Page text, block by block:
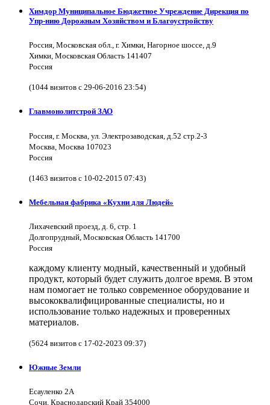
Химдор Муниципальное Бюджетное Учреждение Дирекция по
Упр-нию Дорожным Хозяйством и Благоустройству
Россия, Московская обл., г. Химки, Нагорное шоссе, д.9
Химки, Московская Область 141407
Россия
(1044 визитов с 29-06-2016 23:54)
Главмонолитстрой ЗАО
Россия, г. Москва, ул. Электрозаводская, д.52 стр.2-3
Москва, Москва 107023
Россия
(1463 визитов с 10-02-2015 07:43)
Мебельная фабрика «Кухни для Людей»
Лихачевский проезд, д. 6, стр. 1
Долгопрудный, Московская Область 141700
Россия
каждому клиенту модный, качественный и удобный
продукт, который будет служить долгое время. В этом
нам помогает не только современное оборудование и
высококвалифицированные специалисты, но и
использование только надежных и проверенных
материалов.
(5624 визитов с 17-02-2023 09:37)
Южные Земли
Есауленко 2А
Сочи, Краснодарский Край 354000